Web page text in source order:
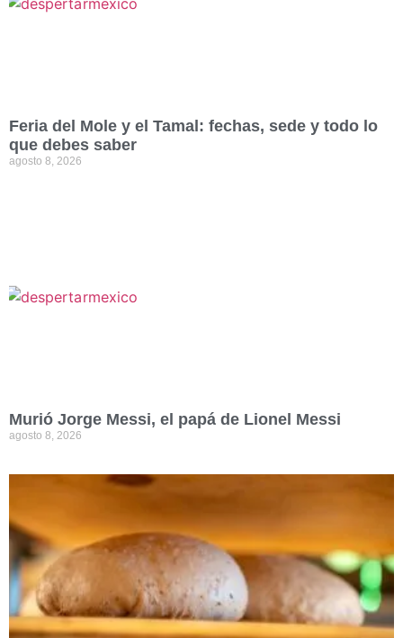
Feria del Mole y el Tamal: fechas, sede y todo lo
que debes saber
agosto 8, 2026
Murió Jorge Messi, el papá de Lionel Messi
agosto 8, 2026